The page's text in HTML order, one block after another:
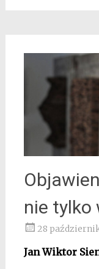
nie tylko
28
Jan Wiktor